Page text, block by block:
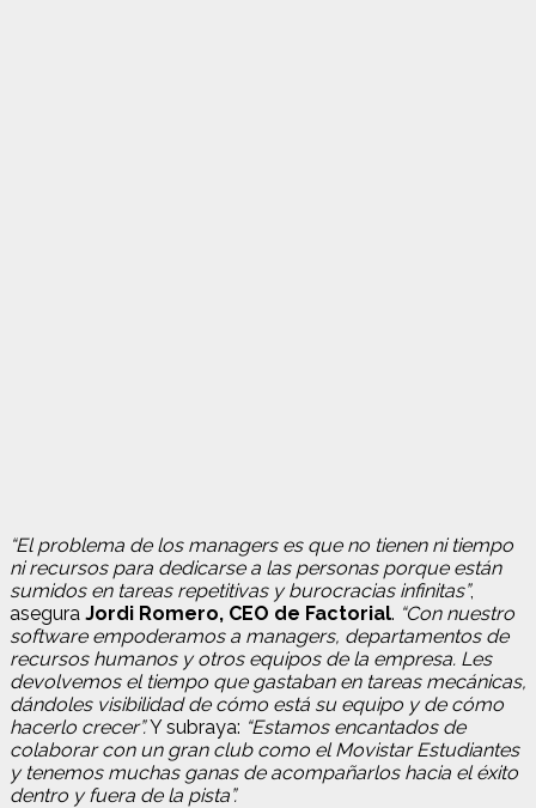
“El problema de los managers es que no tienen ni tiempo
ni recursos para dedicarse a las personas porque están
sumidos en tareas repetitivas y burocracias infinitas”,
asegura Jordi Romero, CEO de Factorial. “Con nuestro
software empoderamos a managers, departamentos de
recursos humanos y otros equipos de la empresa. Les
devolvemos el tiempo que gastaban en tareas mecánicas,
dándoles visibilidad de cómo está su equipo y de cómo
hacerlo crecer”.Y subraya: “Estamos encantados de
colaborar con un gran club como el Movistar Estudiantes
y tenemos muchas ganas de acompañarlos hacia el éxito
dentro y fuera de la pista”.